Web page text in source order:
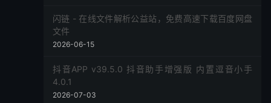
闪链 - 在线文件解析公益站，免费高速下载百度网盘
文件
2026-06-15
抖音APP v39.5.0 抖音助手增强版 内置逗音小手
4.0.1
2026-07-03